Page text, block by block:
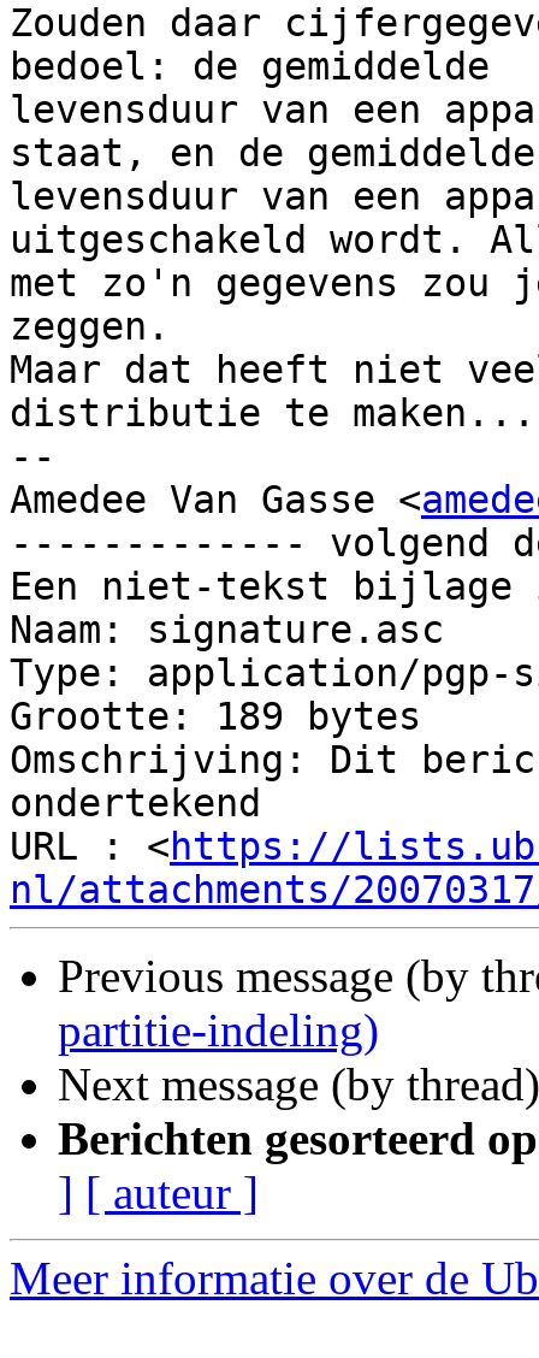
Zouden daar
bedoel: de gemiddelde
levensduur van een
staat, en de gemiddelde
levensduur van een
uitgeschakeld wordt.
met zo'n gegevens zou
zeggen.
Maar dat heeft niet
distributie te maken...
--
Amedee Van Gasse <
------------- volgend
Een niet-tekst
Naam: signature.asc
Type: application/pgp-
Grootte: 189 bytes
Omschrijving: Dit
ondertekend
URL : <https://
nl/attachments/
Previous message (by
partitie-indeling)
Next message (by
Berichten gesorteerd
] [ auteur ]
Meer informatie over de